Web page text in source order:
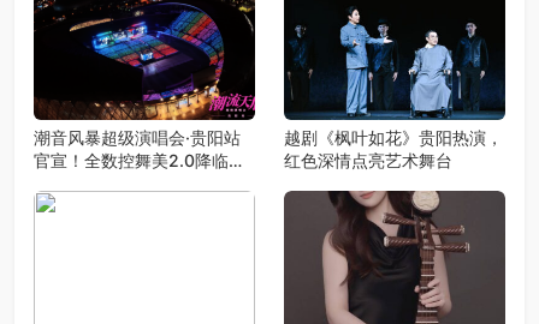
潮音风暴超级演唱会·贵阳站
官宣！全数控舞美2.0降临，
青春DNA！
越剧《枫叶如花》贵阳热演，
红色深情点亮艺术舞台